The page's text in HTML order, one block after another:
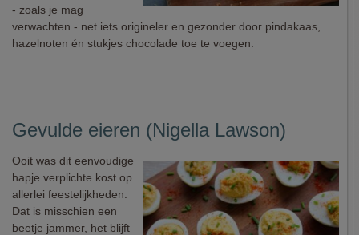
- zoals je mag
verwachten - net iets origineler en gezonder door pindakaas,
hazelnoten én stukjes chocolade toe te voegen.
Gevulde eieren (Nigella Lawson)
Ooit was dit eenvoudige
hapje verplichte kost op
allerlei feestelijkheden.
Dat is misschien een
beetje jammer, het blijft